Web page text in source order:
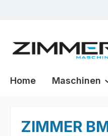
Home Maschinen
ZIMMER